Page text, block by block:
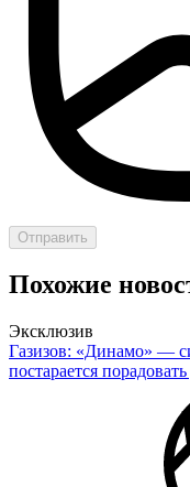
Отправить
Похожие
Эксклюзив
Газизов: «Динамо» —
постарается